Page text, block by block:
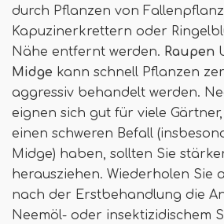
durch Pflanzen von
Kapuzinerkrettern oder
Nähe entfernt werden. Raupen
Midge kann schnell Pflanzen
aggressiv behandelt werden.
eignen sich gut für viele
einen schweren Befall
Midge) haben, sollten Sie
herausziehen. Wiederholen Sie
nach der Erstbehandlung die
Neemöl- oder insektizidischem